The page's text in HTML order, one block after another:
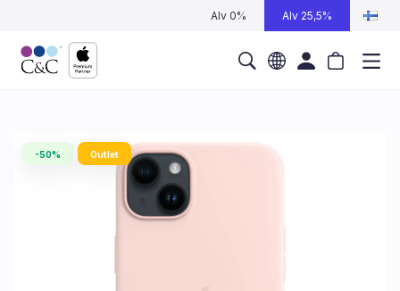
Alv 0% Alv 25,5%
-50% Outlet